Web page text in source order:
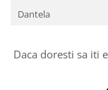
Dantela
Daca doresti sa iti